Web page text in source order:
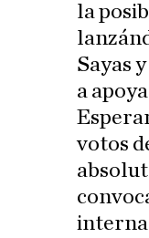
la
Sayas
a
votos
interna